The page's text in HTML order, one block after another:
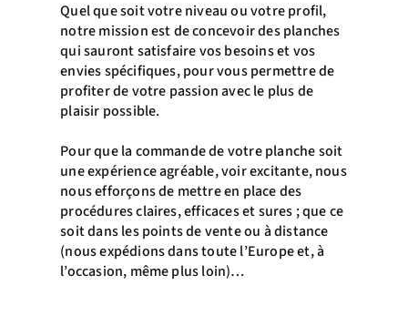
Quel que soit votre niveau ou votre profil,
notre mission est de concevoir des planches
qui sauront satisfaire vos besoins et vos
envies spécifiques, pour vous permettre de
profiter de votre passion avec le plus de
plaisir possible.
Pour que la commande de votre planche soit
une expérience agréable, voir excitante, nous
nous efforçons de mettre en place des
procédures claires, efficaces et sures ; que ce
soit dans les points de vente ou à distance
(nous expédions dans toute l’Europe et, à
l’occasion, même plus loin)…